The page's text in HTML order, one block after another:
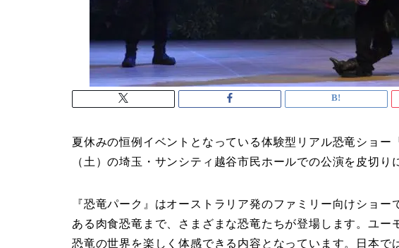
夏休みの恒例イベントとなっている体験型リアル恐竜ショー
（土）の埼玉・サンシティ越谷市民ホールでの公演を皮切り
『恐竜パーク』はオーストラリア発のファミリー向けショ
ある肉食恐竜まで、さまざまな恐竜たちが登場します。ユー
恐竜の世界を楽しく体感できる内容となっています。日本で